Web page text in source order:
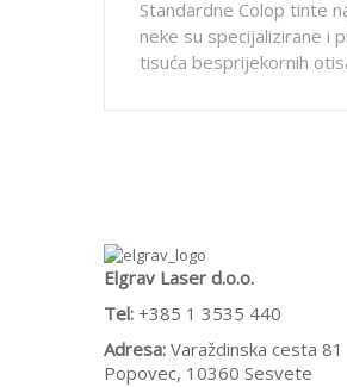
Standardne Colop tinte
neke su specijalizirane i
tisuća besprijekornih
Elgrav Laser d.o.o.
Tel: +385 1 3535 440
Adresa: Varaždinska cesta 81
Popovec, 10360 Sesvete